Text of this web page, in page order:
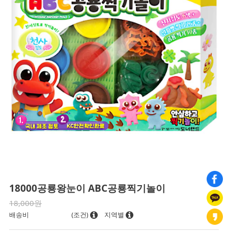
18000공룡왕눈이 ABC공룡찍기놀이
18,000원
배송비 (조건) 지역별